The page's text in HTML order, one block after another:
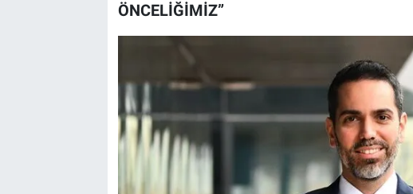
ÖNCELİĞİMİZ”